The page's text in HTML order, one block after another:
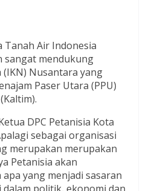
Tanah Air Indonesia
sangat mendukung
Nusantara yang
Paser Utara (PPU)
DPC Petanisia Kota
sebagai organisasi
merupakan merupakan
Petanisia akan
yang menjadi sasaran